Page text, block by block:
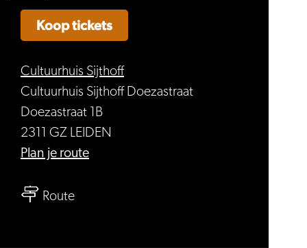
Cultuurhuis Sijthoff
Cultuurhuis Sijthoff Doezastraat
Doezastraat 1B
2311 GZ LEIDEN
Plan je routenaar
Routenaar
Koop tickets